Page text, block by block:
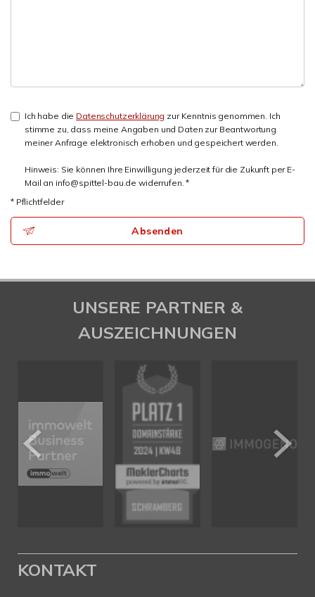
Ich habe die Datenschutzerklärung zur Kenntnis genommen. Ich
stimme zu, dass meine Angaben und Daten zur Beantwortung
meiner Anfrage elektronisch erhoben und gespeichert werden.
Hinweis: Sie können Ihre Einwilligung jederzeit für die Zukunft per E-
Mail an info@spittel-bau.de widerrufen. *
* Pflichtfelder
Absenden
UNSERE PARTNER &
AUSZEICHNUNGEN
KONTAKT